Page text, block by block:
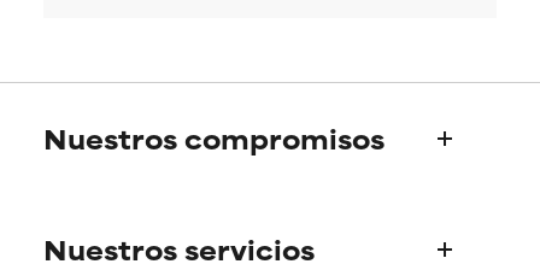
Nuestros compromisos
La historia de Paula
Nuestros servicios